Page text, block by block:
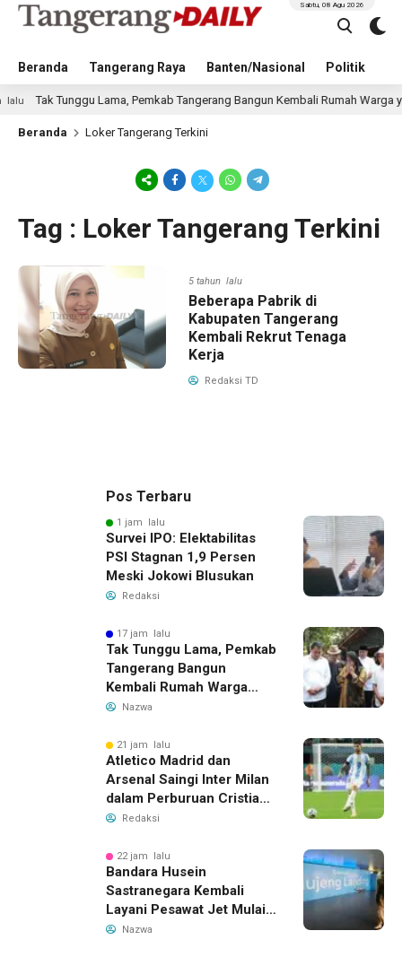
Beranda Tangerang Raya Banten/Nasional Politik
Sabtu, 08 Agu 2026
Tak Tunggu Lama, Pemkab Tangerang Bangun Kembali Rumah Warga yang
Beranda Loker Tangerang Terkini
Tag : Loker Tangerang Terkini
5 tahun lalu
Beberapa Pabrik di
Kabupaten Tangerang
Kembali Rekrut Tenaga
Kerja
Redaksi TD
Pos Terbaru
1 jam lalu
Survei IPO: Elektabilitas
PSI Stagnan 1,9 Persen
Meski Jokowi Blusukan
Redaksi
17 jam lalu
Tak Tunggu Lama, Pemkab
Tangerang Bangun
Kembali Rumah Warga
yang Roboh Akibat Puting
Nazwa
21 jam lalu
Atletico Madrid dan
Arsenal Saingi Inter Milan
dalam Perburuan Cristian
Romero, Transfer Bek
Redaksi
22 jam lalu
Bandara Husein
Sastranegara Kembali
Layani Pesawat Jet Mulai
14 Agustus 2026, Garuda
Nazwa